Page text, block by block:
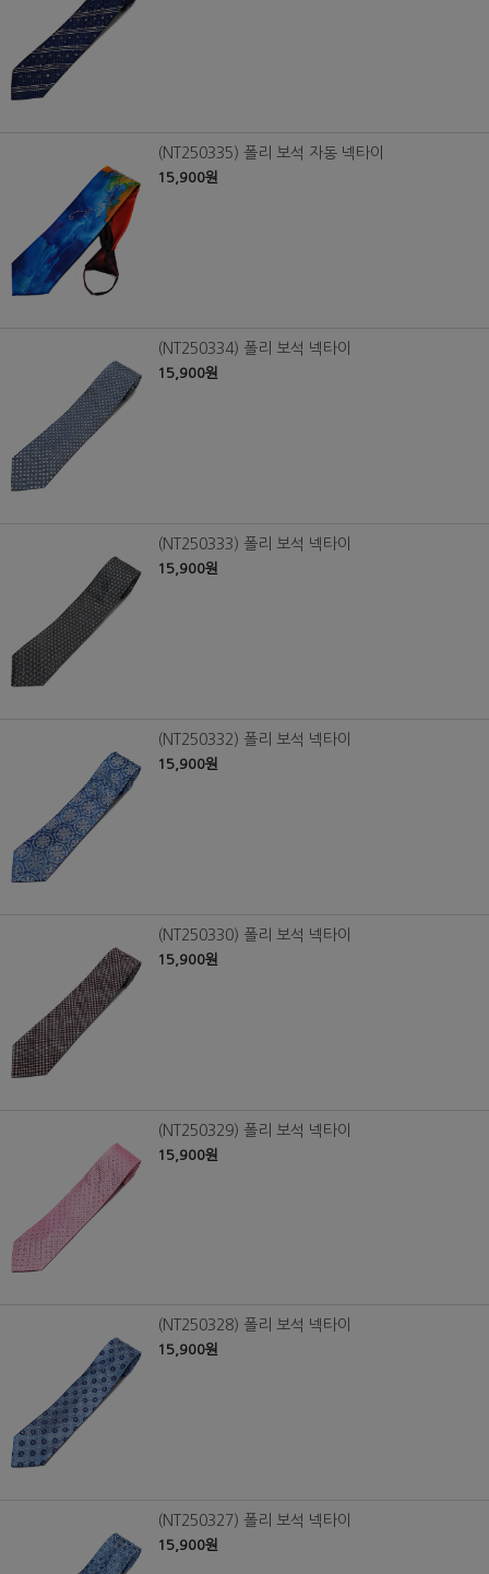
(NT250335) 폴리 보석 자동 넥타이
15,900원
(NT250334) 폴리 보석 넥타이
15,900원
(NT250333) 폴리 보석 넥타이
15,900원
(NT250332) 폴리 보석 넥타이
15,900원
(NT250330) 폴리 보석 넥타이
15,900원
(NT250329) 폴리 보석 넥타이
15,900원
(NT250328) 폴리 보석 넥타이
15,900원
(NT250327) 폴리 보석 넥타이
15,900원